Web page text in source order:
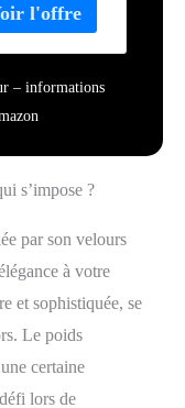
– informations
s’impose ?
par son velours
à votre
et sophistiquée, se
Le poids
certaine
lors de